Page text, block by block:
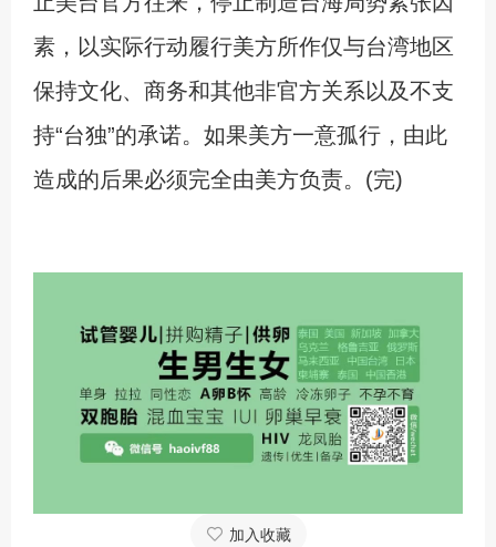
素，以实际行动履行美方所作仅与台湾地区
保持文化、商务和其他非官方关系以及不支
持“台独”的承诺。如果美方一意孤行，由此
造成的后果必须完全由美方负责。(完)
加入收藏